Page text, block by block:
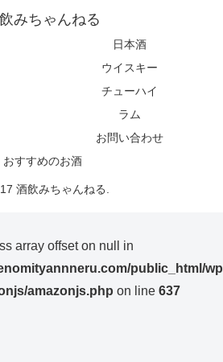
みちゃんねる
日本酒
ウイスキー
チューハイ
ラム
お問い合わせ
おすすめのお酒
酒飲みちゃんねる.
array offset on null in
public_html/wp
amazonjs.php on line 637